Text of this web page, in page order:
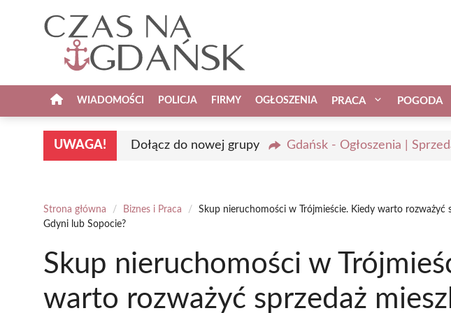
WIADOMOŚCI POLICJA FIRMY OGŁOSZENIA PRACA POGODA
UWAGA! Dołącz do nowej grupy Gdańsk - Ogłoszenia |
Strona główna / Biznes i Praca /
Skup nieruchomości w Trójmieście. Kiedy warto rozważyć
Gdyni lub Sopocie?
Skup nieruchomości w
warto rozważyć sprzedaż